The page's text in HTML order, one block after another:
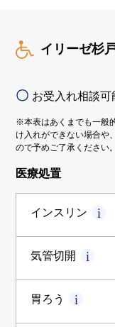
イリーゼ杉
〇 お受入れ相談可
※本表はあくまでも一般
け入れができない場合や
ので予めご了承ください
医療処置
インスリン
気管切開
胃ろう